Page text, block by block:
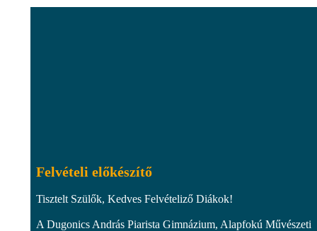
Felvételi előkészítő
Tisztelt Szülők, Kedves Felvételiző Diákok!
A Dugonics András Piarista Gimnázium, Alapfokú Művészeti